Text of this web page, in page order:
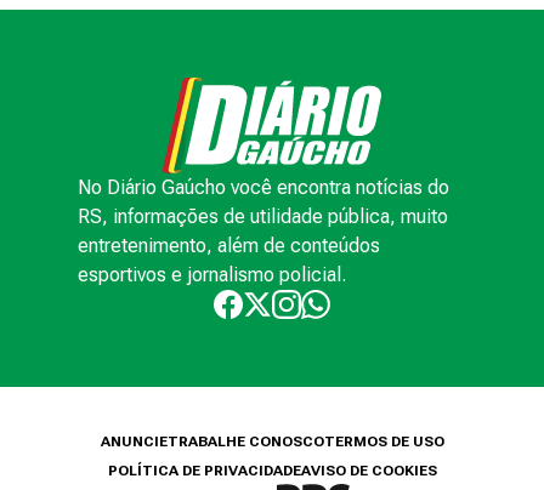
No Diário Gaúcho você encontra notícias do
RS, informações de utilidade pública, muito
entretenimento, além de conteúdos
esportivos e jornalismo policial.
ANUNCIETRABALHE CONOSCOTERMOS DE USO
POLÍTICA DE PRIVACIDADEAVISO DE COOKIES